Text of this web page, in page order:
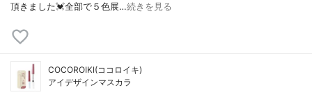
頂きました💓全部で５色展…続きを見る
COCOROIKI(ココロイキ)
アイデザインマスカラ